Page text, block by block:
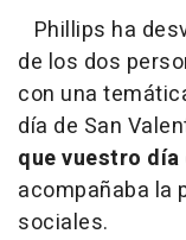
Phillips ha
de los dos
con una
día de San
que vuestro
acompañaba la
sociales.